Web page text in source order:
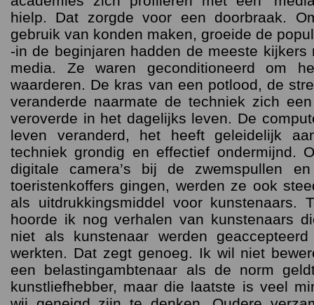
hielp. Dat zorgde voor een doorbraak.
gebruik van konden maken, groeide de
-in de beginjaren hadden de meeste kijkers
media. Ze waren geconditioneerd om
waarderen. De kras van een potlood, de
veranderde naarmate de techniek zich
veroverde in het dagelijks leven. De
leven veranderd, het heeft geleidelijk
techniek grondig en effectief ondermijnd.
digitale camera’s bij de zwemspullen
toeristenkoffers gingen, werden ze ook
als uitdrukkingsmiddel voor kunstenaars.
hoorde ik nog verhalen van kunstenaars
niet als kunstenaar werden
werkten. Dat zegt genoeg. Ik wil niet
een belastingambtenaar als de norm
kunstliefhebber, maar die laatste is veel